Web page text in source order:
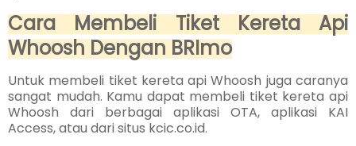
Cara Membeli Tiket Kereta Api
Whoosh Dengan BRImo
Untuk membeli tiket kereta api Whoosh juga caranya
sangat mudah. Kamu dapat membeli tiket kereta api
Whoosh dari berbagai aplikasi OTA, aplikasi KAI
Access, atau dari situs kcic.co.id.